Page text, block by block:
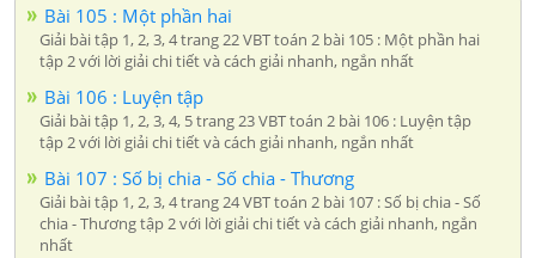
Bài 105 : Một phần hai
Giải bài tập 1, 2, 3, 4 trang 22 VBT toán 2 bài 105 : Một phần hai
tập 2 với lời giải chi tiết và cách giải nhanh, ngắn nhất
Bài 106 : Luyện tập
Giải bài tập 1, 2, 3, 4, 5 trang 23 VBT toán 2 bài 106 : Luyện tập
tập 2 với lời giải chi tiết và cách giải nhanh, ngắn nhất
Bài 107 : Số bị chia - Số chia - Thương
Giải bài tập 1, 2, 3, 4 trang 24 VBT toán 2 bài 107 : Số bị chia - Số
chia - Thương tập 2 với lời giải chi tiết và cách giải nhanh, ngắn
nhất